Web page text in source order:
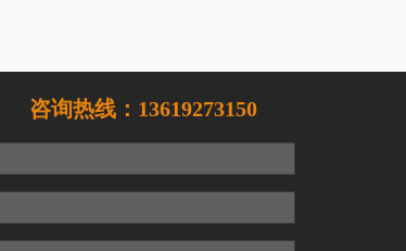
咨询热线：13619273150